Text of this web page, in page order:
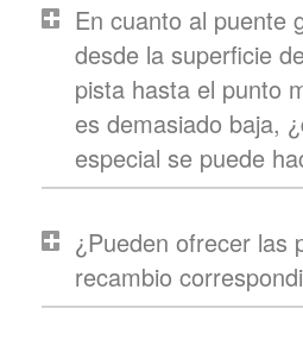
En cuanto al puente
desde la superficie
pista hasta el punto
es demasiado baja,
especial se puede
¿Pueden ofrecer las
recambio